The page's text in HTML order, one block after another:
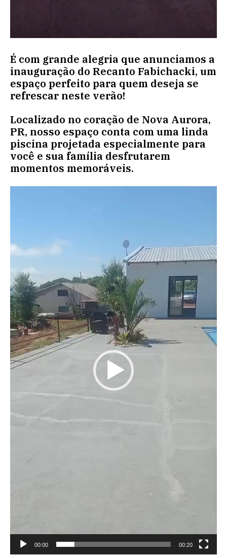
É com grande alegria que anunciamos a
inauguração do Recanto Fabichacki, um
espaço perfeito para quem deseja se
refrescar neste verão!
Localizado no coração de Nova Aurora,
PR, nosso espaço conta com uma linda
piscina projetada especialmente para
você e sua família desfrutarem
momentos memoráveis.
00:00 00:20